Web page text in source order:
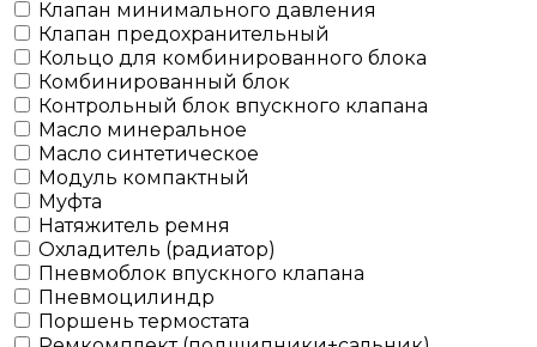
Клапан минимального давления
Клапан предохранительный
Кольцо для комбинированного блока
Комбинированный блок
Контрольный блок впускного клапана
Масло минеральное
Масло синтетическое
Модуль компактный
Муфта
Натяжитель ремня
Охладитель (радиатор)
Пневмоблок впускного клапана
Пневмоцилиндр
Поршень термостата